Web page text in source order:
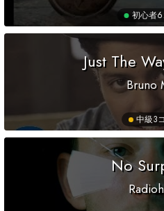
初心者6
Just The
Bruno
中級3
No